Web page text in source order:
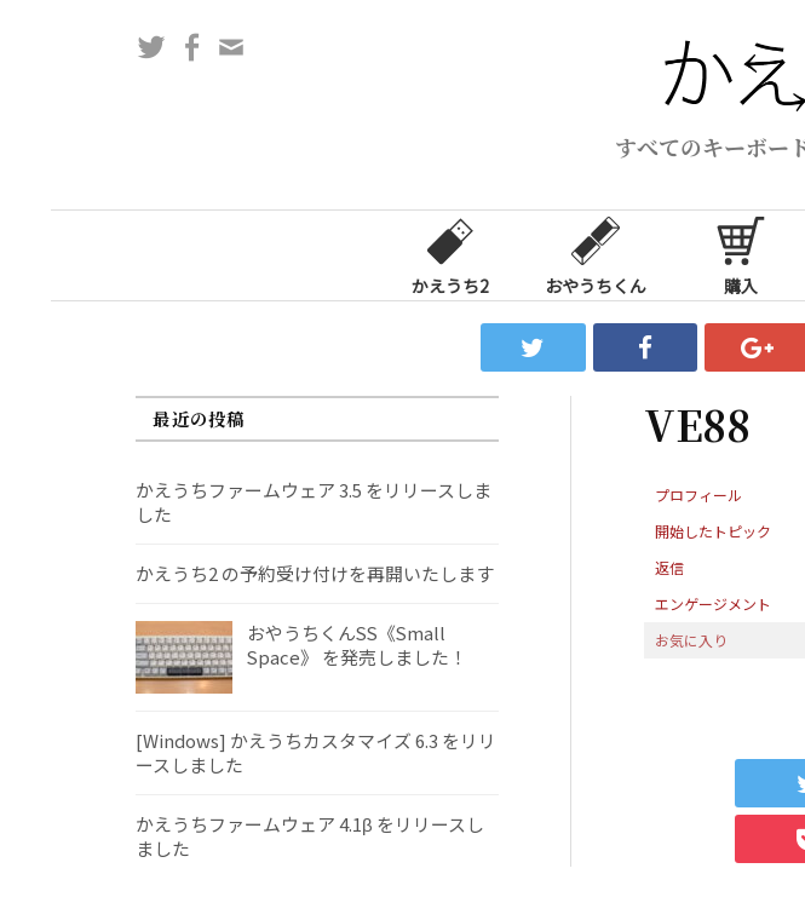
ス
すべてのキーボー
TwitterFacebook
かえうち2 おやうちくん 購入
VE88
プロフィール
開始したトピック
返信
エンゲージメント
お気に入り
最近の投稿
かえうちファームウェア 3.5 をリリースしま
した
かえうち2 の予約受け付けを再開いたします
おやうちくんSS《Small
Space》 を発売しました！
[Windows] かえうちカスタマイズ 6.3 をリリ
ースしました
かえうちファームウェア 4.1β をリリースし
ました